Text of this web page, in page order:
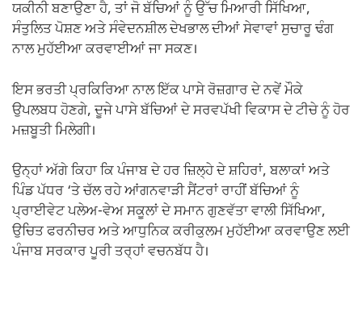
ਯਕੀਨੀ ਬਣਾਉਣਾ ਹੈ, ਤਾਂ ਜੋ ਬੱਚਿਆਂ ਨੂੰ ਉੱਚ ਮਿਆਰੀ ਸਿੱਖਿਆ,
ਸੰਤੁਲਿਤ ਪੋਸ਼ਣ ਅਤੇ ਸੰਵੇਦਨਸ਼ੀਲ ਦੇਖਭਾਲ ਦੀਆਂ ਸੇਵਾਵਾਂ ਸੁਚਾਰੂ ਢੰਗ
ਨਾਲ ਮੁਹੱਈਆ ਕਰਵਾਈਆਂ ਜਾ ਸਕਣ।
ਇਸ ਭਰਤੀ ਪ੍ਰਕਿਰਿਆ ਨਾਲ ਇੱਕ ਪਾਸੇ ਰੋਜ਼ਗਾਰ ਦੇ ਨਵੇਂ ਮੌਕੇ
ਉਪਲਬਧ ਹੋਣਗੇ, ਦੂਜੇ ਪਾਸੇ ਬੱਚਿਆਂ ਦੇ ਸਰਵਪੱਖੀ ਵਿਕਾਸ ਦੇ ਟੀਚੇ ਨੂੰ ਹੋਰ
ਮਜ਼ਬੂਤੀ ਮਿਲੇਗੀ।
ਉਨ੍ਹਾਂ ਅੱਗੇ ਕਿਹਾ ਕਿ ਪੰਜਾਬ ਦੇ ਹਰ ਜ਼ਿਲ੍ਹੇ ਦੇ ਸ਼ਹਿਰਾਂ, ਬਲਾਕਾਂ ਅਤੇ
ਪਿੰਡ ਪੱਧਰ ‘ਤੇ ਚੱਲ ਰਹੇ ਆਂਗਨਵਾੜੀ ਸੈਂਟਰਾਂ ਰਾਹੀਂ ਬੱਚਿਆਂ ਨੂੰ
ਪ੍ਰਾਈਵੇਟ ਪਲੇਅ-ਵੇਅ ਸਕੂਲਾਂ ਦੇ ਸਮਾਨ ਗੁਣਵੱਤਾ ਵਾਲੀ ਸਿੱਖਿਆ,
ਉਚਿਤ ਫਰਨੀਚਰ ਅਤੇ ਆਧੁਨਿਕ ਕਰੀਕੁਲਮ ਮੁਹੱਈਆ ਕਰਵਾਉਣ ਲਈ
ਪੰਜਾਬ ਸਰਕਾਰ ਪੂਰੀ ਤਰ੍ਹਾਂ ਵਚਨਬੱਧ ਹੈ।